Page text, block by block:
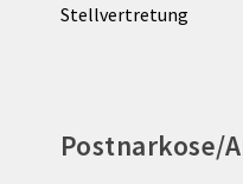
Stellvertretung
Postnarkose/